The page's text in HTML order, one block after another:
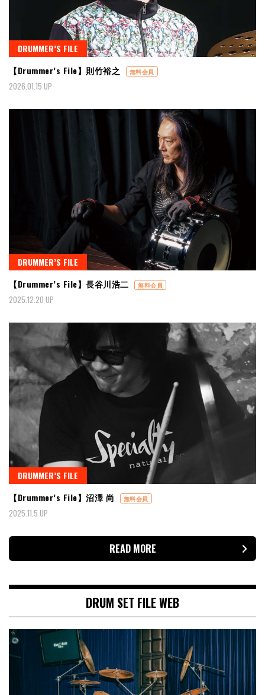
DRUMMER’S FILE
【Drummer’s File】則竹裕之
無料会員
2026.01.15 UP
DRUMMER’S FILE
【Drummer’s File】長谷川浩二
無料会員
2025.12.20 UP
DRUMMER’S FILE
【Drummer’s File】沼澤 尚
無料会員
2025.11.5 UP
READ MORE
DRUM SET FILE WEB